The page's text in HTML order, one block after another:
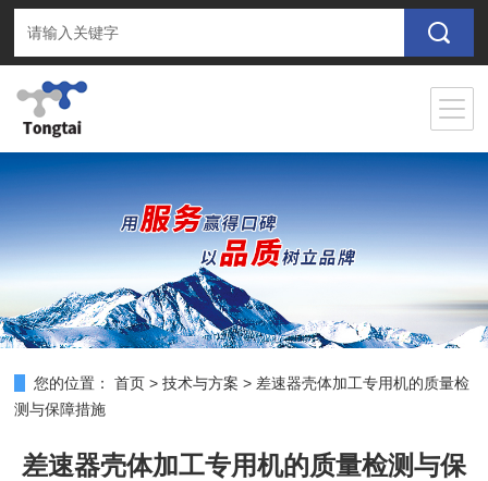
您的位置： 首页 >技术与方案 > 差速器壳体加工专用机的质量检
测与保障措施
差速器壳体加工专用机的质量检测与保